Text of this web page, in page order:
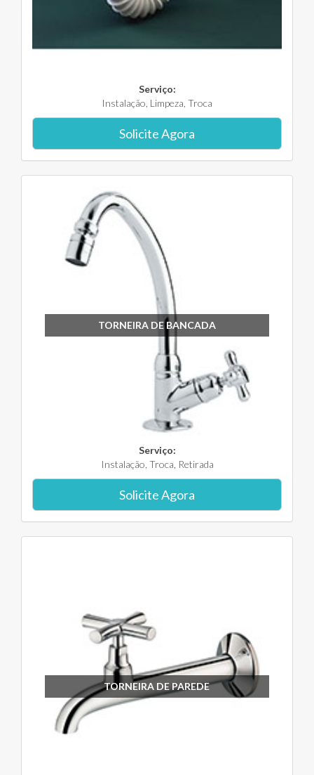
Serviço:
Instalação, Limpeza, Troca
Solicite Agora
TORNEIRA DE BANCADA
Serviço:
Instalação, Troca, Retirada
Solicite Agora
TORNEIRA DE PAREDE